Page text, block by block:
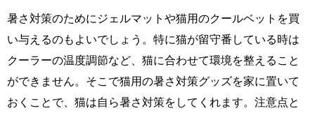
暑さ対策のためにジェルマットや猫用のクールベットを買
い与えるのもよいでしょう。特に猫が留守番している時は
クーラーの温度調節など、猫に合わせて環境を整えること
ができません。そこで猫用の暑さ対策グッズを家に置いて
おくことで、猫は自ら暑さ対策をしてくれます。注意点と